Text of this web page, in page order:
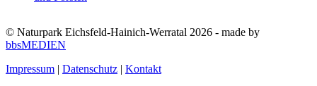
© Naturpark Eichsfeld-Hainich-Werratal 2026 - made by
bbsMEDIEN
Impressum | Datenschutz | Kontakt